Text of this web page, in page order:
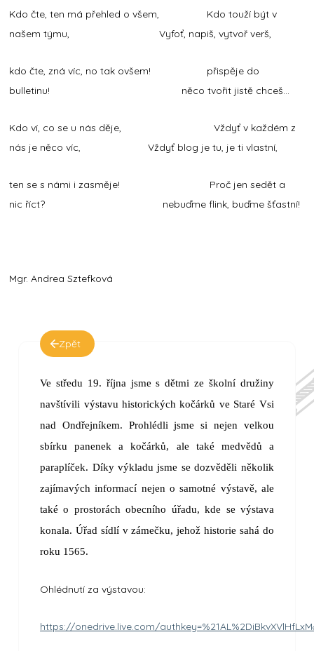
Kdo čte, ten má přehled o všem, Kdo touží být v
našem týmu, Vyfoť, napiš, vytvoř verš,
kdo čte, zná víc, no tak ovšem! přispěje do
bulletinu! něco tvořit jistě chceš...
Kdo ví, co se u nás děje, Vždyť v každém z
nás je něco víc, Vždyť blog je tu, je ti vlastní,
ten se s námi i zasměje! Proč jen sedět a
nic říct? nebuďme flink, buďme šťastní!
Mgr. Andrea Sztefková
Zpět
Ve středu 19. října jsme s dětmi ze školní družiny
navštívili výstavu historických kočárků ve Staré Vsi
nad Ondřejníkem. Prohlédli jsme si nejen velkou
sbírku panenek a kočárků, ale také medvědů a
paraplíček. Díky výkladu jsme se dozvěděli několik
zajímavých informací nejen o samotné výstavě, ale
také o prostorách obecního úřadu, kde se výstava
konala. Úřad sídlí v zámečku, jehož historie sahá do
roku 1565.
Ohlédnutí za výstavou:
https://onedrive.live.com/